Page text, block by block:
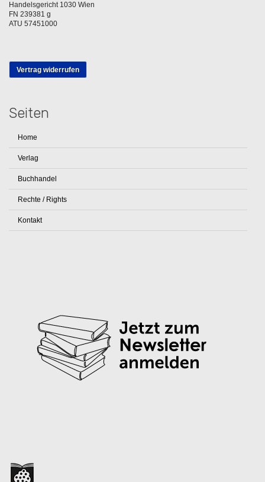
Handelsgericht 1030 Wien
FN 239381 g
ATU 57451000
Vertrag widerrufen
Seiten
Home
Verlag
Buchhandel
Rechte / Rights
Kontakt